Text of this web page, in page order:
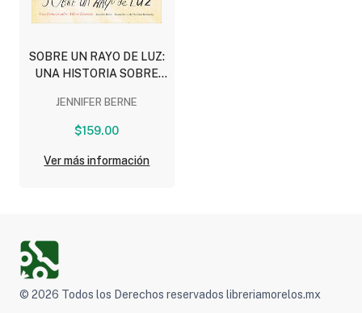
SOBRE UN RAYO DE LUZ:
UNA HISTORIA SOBRE
(DIVULGACION MORADA)
JENNIFER BERNE
$159.00
Ver más información
© 2026 Todos los Derechos reservados libreriamorelos.mx